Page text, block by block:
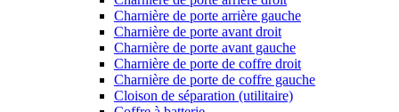
Charnière de porte arrière gauche
Charnière de porte avant droit
Charnière de porte avant gauche
Charnière de porte de coffre droit
Charnière de porte de coffre gauche
Cloison de séparation (utilitaire)